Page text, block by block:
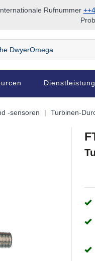
Rufnummer
-sensoren Turbinen-